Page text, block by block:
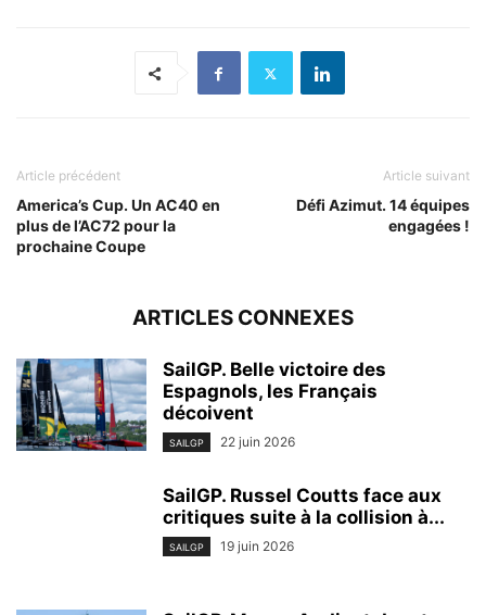
Article précédent
America’s Cup. Un AC40 en
plus de l’AC72 pour la
prochaine Coupe
Article suivant
Défi Azimut. 14 équipes
engagées !
ARTICLES CONNEXES
SailGP. Belle victoire des
Espagnols, les Français
décoivent
SAILGP 22 juin 2026
SailGP. Russel Coutts face aux
critiques suite à la collision à...
SAILGP 19 juin 2026